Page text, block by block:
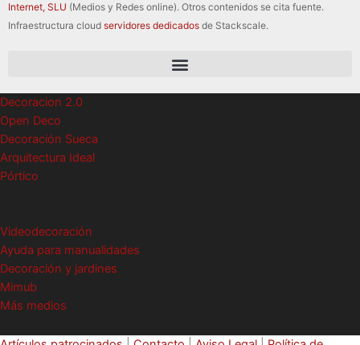
Internet, SLU (Medios y Redes online). Otros contenidos se cita fuente.
Infraestructura cloud servidores dedicados de Stackscale.
Decoracion 2.0
Open Deco
Decoración Sueca
Arquitectura Ideal
Pórtico
Videodecoración
Ayuda para manualidades
Decoración y jardines
Mimub
Más medios